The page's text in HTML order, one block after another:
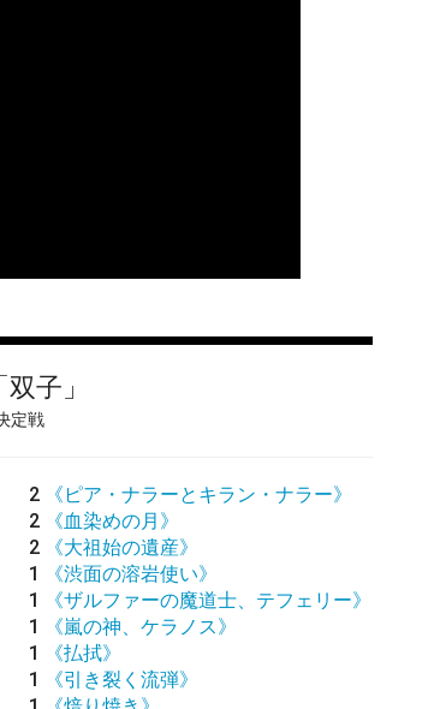
双子」
定戦
2
《ピア・ナラーとキラン・ナラー》
2
《血染めの月》
2
《大祖始の遺産》
1
《渋面の溶岩使い》
1
《ザルファーの魔道士、テフェリー》
1
《嵐の神、ケラノス》
1
《払拭》
1
《引き裂く流弾》